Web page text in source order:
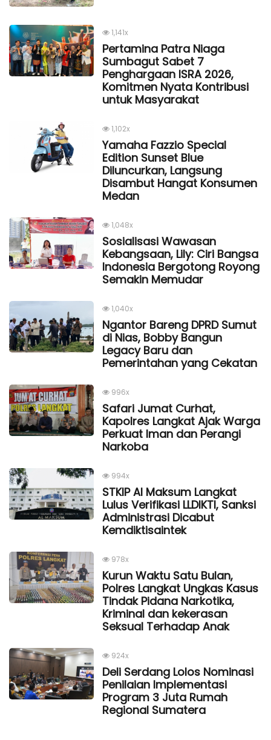
1,141x
Pertamina Patra Niaga
Sumbagut Sabet 7
Penghargaan ISRA 2026,
Komitmen Nyata Kontribusi
untuk Masyarakat
1,102x
Yamaha Fazzio Special
Edition Sunset Blue
Diluncurkan, Langsung
Disambut Hangat Konsumen
Medan
1,048x
Sosialisasi Wawasan
Kebangsaan, Lily: Ciri Bangsa
Indonesia Bergotong Royong
Semakin Memudar
1,040x
Ngantor Bareng DPRD Sumut
di Nias, Bobby Bangun
Legacy Baru dan
Pemerintahan yang Cekatan
996x
Safari Jumat Curhat,
Kapolres Langkat Ajak Warga
Perkuat Iman dan Perangi
Narkoba
994x
STKIP Al Maksum Langkat
Lulus Verifikasi LLDIKTI, Sanksi
Administrasi Dicabut
Kemdiktisaintek
978x
Kurun Waktu Satu Bulan,
Polres Langkat Ungkas Kasus
Tindak Pidana Narkotika,
Kriminal dan kekerasan
Seksual Terhadap Anak
924x
Deli Serdang Lolos Nominasi
Penilaian Implementasi
Program 3 Juta Rumah
Regional Sumatera